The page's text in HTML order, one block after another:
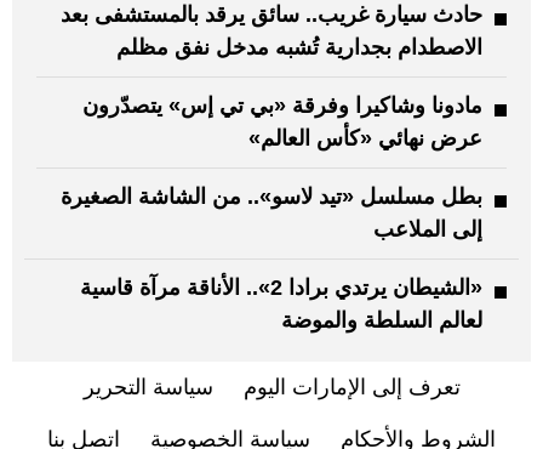
حادث سيارة غريب.. سائق يرقد بالمستشفى بعد
الاصطدام بجدارية تُشبه مدخل نفق مظلم
مادونا وشاكيرا وفرقة «بي تي إس» يتصدّرون
عرض نهائي «كأس العالم»
بطل مسلسل «تيد لاسو».. من الشاشة الصغيرة
إلى الملاعب
«الشيطان يرتدي برادا 2».. الأناقة مرآة قاسية
لعالم السلطة والموضة
تعرف إلى الإمارات اليوم سياسة التحرير
الشروط والأحكام سياسة الخصوصية اتصل بنا